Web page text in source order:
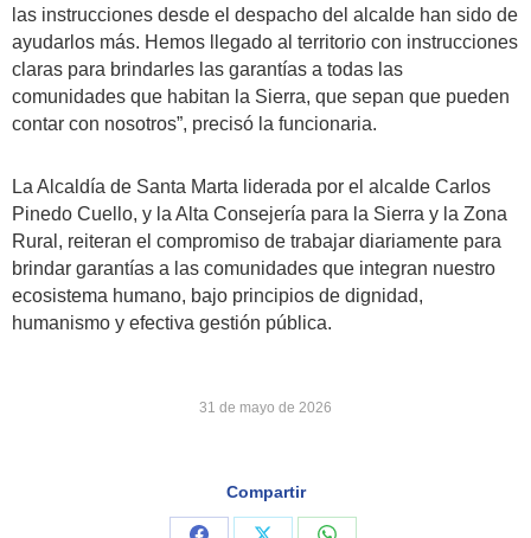
las instrucciones desde el despacho del alcalde han sido de
ayudarlos más. Hemos llegado al territorio con instrucciones
claras para brindarles las garantías a todas las
comunidades que habitan la Sierra, que sepan que pueden
contar con nosotros”, precisó la funcionaria.
La Alcaldía de Santa Marta liderada por el alcalde Carlos
Pinedo Cuello, y la Alta Consejería para la Sierra y la Zona
Rural, reiteran el compromiso de trabajar diariamente para
brindar garantías a las comunidades que integran nuestro
ecosistema humano, bajo principios de dignidad,
humanismo y efectiva gestión pública.
31 de mayo de 2026
Compartir